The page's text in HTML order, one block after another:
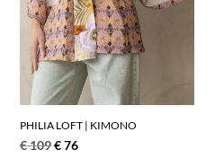
PHILIA LOFT | KIMONO
€109€76